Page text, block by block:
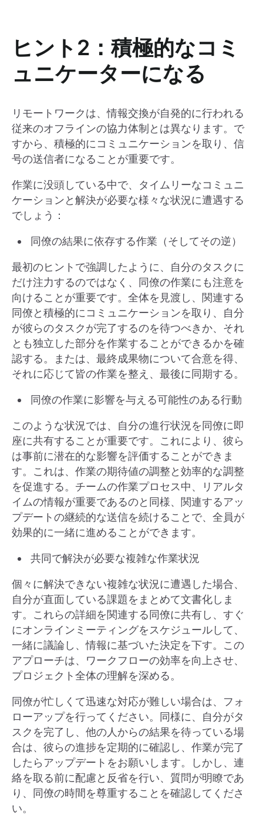
ヒント2：積極的なコミ
ュニケーターになる
リモートワークは、情報交換が自発的に行われる
従来のオフラインの協力体制とは異なります。で
すから、積極的にコミュニケーションを取り、信
号の送信者になることが重要です。
作業に没頭している中で、タイムリーなコミュニ
ケーションと解決が必要な様々な状況に遭遇する
でしょう：
同僚の結果に依存する作業（そしてその逆）
最初のヒントで強調したように、自分のタスクに
だけ注力するのではなく、同僚の作業にも注意を
向けることが重要です。全体を見渡し、関連する
同僚と積極的にコミュニケーションを取り、自分
が彼らのタスクが完了するのを待つべきか、それ
とも独立した部分を作業することができるかを確
認する。または、最終成果物について合意を得、
それに応じて皆の作業を整え、最後に同期する。
同僚の作業に影響を与える可能性のある行動
このような状況では、自分の進行状況を同僚に即
座に共有することが重要です。これにより、彼ら
は事前に潜在的な影響を評価することができま
す。これは、作業の期待値の調整と効率的な調整
を促進する。チームの作業プロセス中、リアルタ
イムの情報が重要であるのと同様、関連するアッ
プデートの継続的な送信を続けることで、全員が
効果的に一緒に進めることができます。
共同で解決が必要な複雑な作業状況
個々に解決できない複雑な状況に遭遇した場合、
自分が直面している課題をまとめて文書化しま
す。これらの詳細を関連する同僚に共有し、すぐ
にオンラインミーティングをスケジュールして、
一緒に議論し、情報に基づいた決定を下す。この
アプローチは、ワークフローの効率を向上させ、
プロジェクト全体の理解を深める。
同僚が忙しくて迅速な対応が難しい場合は、フォ
ローアップを行ってください。同様に、自分がタ
スクを完了し、他の人からの結果を待っている場
合は、彼らの進捗を定期的に確認し、作業が完了
したらアップデートをお願いします。しかし、連
絡を取る前に配慮と反省を行い、質問が明瞭であ
り、同僚の時間を尊重することを確認してくださ
い。